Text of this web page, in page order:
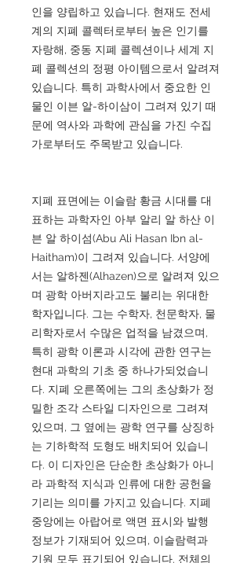
인을 양립하고 있습니다. 현재도 전세
계의 지폐 콜렉터로부터 높은 인기를
자랑해, 중동 지폐 콜렉션이나 세계 지
폐 콜렉션의 정평 아이템으로서 알려져
있습니다. 특히 과학사에서 중요한 인
물인 이븐 알-하이삼이 그려져 있기 때
문에 역사와 과학에 관심을 가진 수집
가로부터도 주목받고 있습니다.
지폐 표면에는 이슬람 황금 시대를 대
표하는 과학자인 아부 알리 알 하산 이
븐 알 하이섬(Abu Ali Hasan Ibn al-
Haitham)이 그려져 있습니다. 서양에
서는 알하젠(Alhazen)으로 알려져 있으
며 광학 아버지라고도 불리는 위대한
학자입니다. 그는 수학자, 천문학자, 물
리학자로서 수많은 업적을 남겼으며,
특히 광학 이론과 시각에 관한 연구는
현대 과학의 기초 중 하나가되었습니
다. 지폐 오른쪽에는 그의 초상화가 정
밀한 조각 스타일 디자인으로 그려져
있으며, 그 옆에는 광학 연구를 상징하
는 기하학적 도형도 배치되어 있습니
다. 이 디자인은 단순한 초상화가 아니
라 과학적 지식과 인류에 대한 공헌을
기리는 의미를 가지고 있습니다. 지폐
중앙에는 아랍어로 액면 표시와 발행
정보가 기재되어 있으며, 이슬람력과
기원 모두 표기되어 있습니다. 전체의